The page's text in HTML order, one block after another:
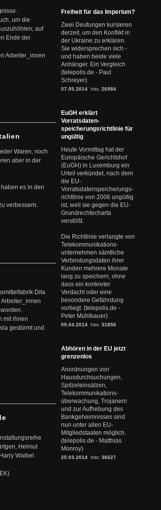
um die
auf
Ende der
Arbeiter_innen
Waren, noch
aber in der
es in den
verbessern.
Dita
mit ihnen
gestürmt und
Helmut
Waibel.
Freiheit für das Imperium?
Zwei Deutungen kursieren
derzeit, um den Konflikt in
der Ukraine zu erklären.
Sie widersprechen sich -
und haben beide viele
Anhänger. Ein Vergleich
(telepolis.de - Paul
Schreyer)
07.05.2014 hits: 26984
EuGH erklärt
Vorratsdaten-
speicherungsrichtlinie für
ungültig
Heute Vormittag hat der
Europäische Gerichtshof
(EuGH) in Luxemburg ein
Urteil verkündet, nach dem
die EU-
Vorratsdatenspeicherungs-
richtlinie von 2006 ungültig
ist, weil sie gegen die EU-
Grundrechtecharta
verstößt.
Die Richtlinie verlangte von
Telekommunikations-
unternehmen sämtliche
Verbindungsdaten ihrer
Kunden mehrere Monate
lang zu speichern, ohne
dass ein konkreter
Verdacht oder eine
besondere Gefährdung
vorliegt. (telepolis.de -
Peter Mühlbauer)
09.04.2014 hits: 31856
Abhören in der EU jetzt
grenzenlos
Anordnungen von
Hausdurchsuchungen,
Spitzeleinsätzen,
Telekommunikations-
überwachung, Trojanern
und zur Aufhebung des
Bankgeheimnisses sind
nun unter allen EU-
Mitgliedstaaten möglich.
(telepolis.de - Matthias
Monroy)
25.03.2014 hits: 36627